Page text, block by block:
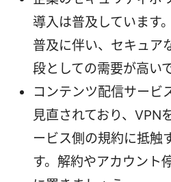
導入は普及しています
普及に伴い、セキュア
段としての需要が高いで
コンテンツ配信サービ
見直されており、VPN
ービス側の規約に抵触
す。解約やアカウント